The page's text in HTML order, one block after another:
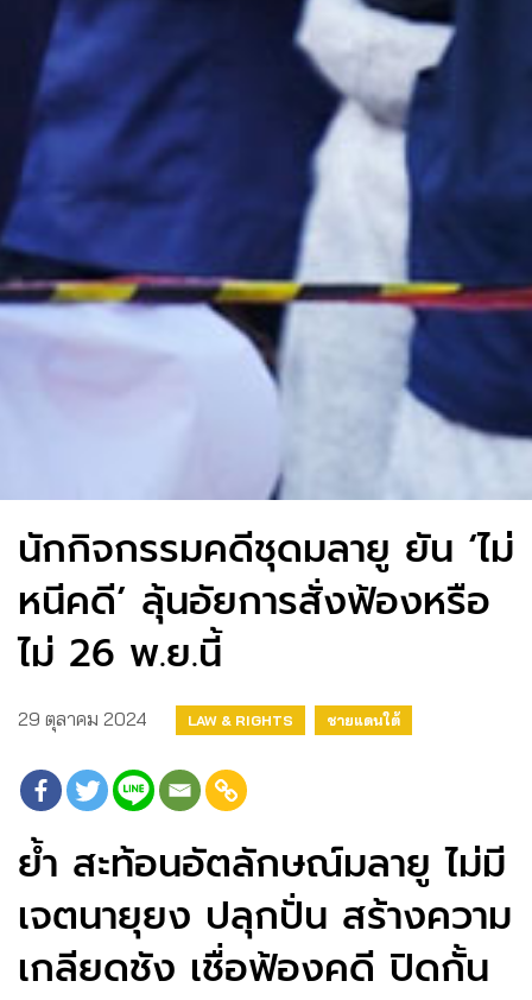
นักกิจกรรมคดีชุดมลายู ยัน ‘ไม่
หนีคดี’ ลุ้นอัยการสั่งฟ้องหรือ
ไม่ 26 พ.ย.นี้
29 ตุลาคม 2024 LAW & RIGHTS ชายแดนใต้
ย้ำ สะท้อนอัตลักษณ์มลายู ไม่มี
เจตนายุยง ปลุกปั่น สร้างความ
เกลียดชัง เชื่อฟ้องคดี ปิดกั้น